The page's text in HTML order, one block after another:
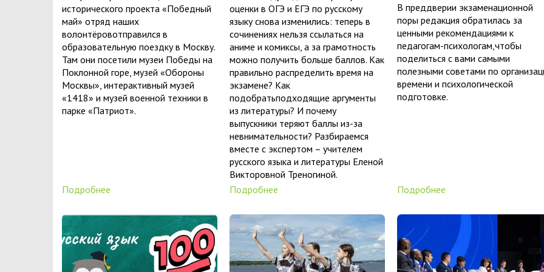
исторического проекта «Победный
май» отряд наших
волонтёровотправился в
образовательную поездку в Москву.
Там они посетили музеи Победы на
Поклонной горе, музей «Обороны
Москвы», интерактивный музей
«1418» и музей военной техники в
парке «Патриот».
Подробнее
оценки в ОГЭ и ЕГЭ по русскому
языку снова изменились: теперь в
сочинениях нельзя ссылаться на
аниме и комиксы, а за грамотность
можно получить больше баллов. Как
правильно распределить время на
экзамене? Как
подобратьподходящие аргументы
из литературы? И почему
выпускники теряют баллы из-за
невнимательности? Разбираемся
вместе с экспертом – учителем
русского языка и литературы Еленой
Викторовной Треногиной.
Подробнее
В преддверии экзаменационной
поры редакция обратилась за
ценными рекомендациями к
педагогам-психологам,чтобы
поделиться с вами самыми
полезными советами по
времени и психологической
подготовке.
Подробнее